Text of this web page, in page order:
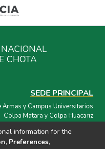
CHOTA
SEDE PRINCIPAL
Armas y Campus Universitarios
Colpa Matara y Colpa Huacariz
CORREO ELECTRÓNICO
information for the
Preferences,